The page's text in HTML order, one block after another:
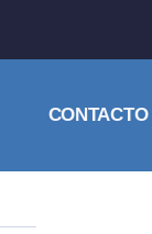
CONTACTO